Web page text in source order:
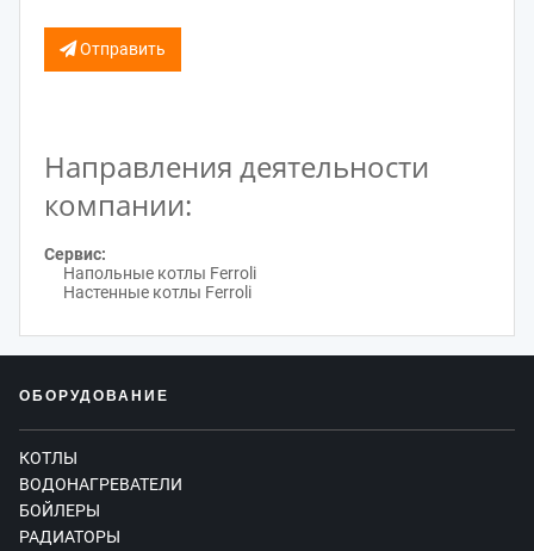
Отправить
Направления деятельности
компании:
Сервис:
Напольные котлы Ferroli
Настенные котлы Ferroli
ОБОРУДОВАНИЕ
КОТЛЫ
ВОДОНАГРЕВАТЕЛИ
БОЙЛЕРЫ
РАДИАТОРЫ